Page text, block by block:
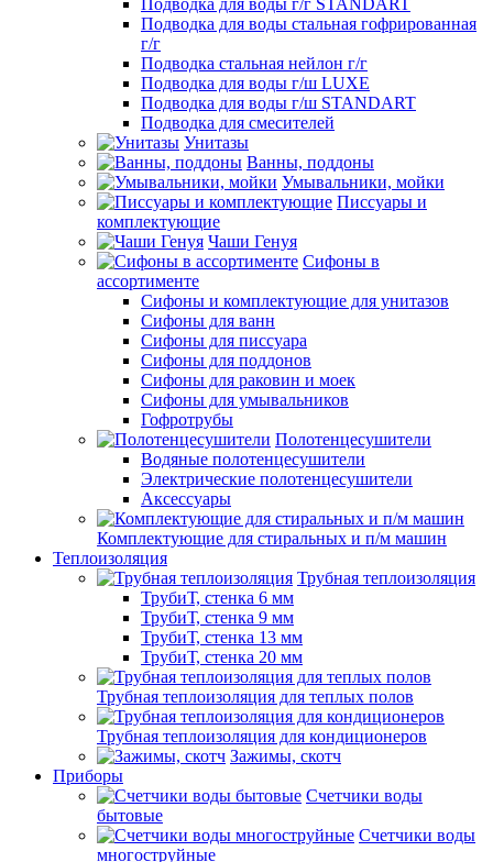
Подводка для воды стальная гофрированная
г/г
Подводка стальная нейлон г/г
Подводка для воды г/ш LUXE
Подводка для воды г/ш STANDART
Подводка для смесителей
Унитазы
Ванны, поддоны
Умывальники, мойки
Писсуары и
комплектующие
Чаши Генуя
Сифоны в
ассортименте
Сифоны и комплектующие для унитазов
Сифоны для ванн
Сифоны для писсуара
Сифоны для поддонов
Сифоны для раковин и моек
Сифоны для умывальников
Гофротрубы
Полотенцесушители
Водяные полотенцесушители
Электрические полотенцесушители
Аксессуары
Комплектующие для стиральных и п/м машин
Теплоизоляция
Трубная теплоизоляция
ТрубиТ, стенка 6 мм
ТрубиТ, стенка 9 мм
ТрубиТ, стенка 13 мм
ТрубиТ, стенка 20 мм
Трубная теплоизоляция для теплых полов
Трубная теплоизоляция для кондиционеров
Зажимы, скотч
Приборы
Счетчики воды
бытовые
Счетчики воды
многоструйные